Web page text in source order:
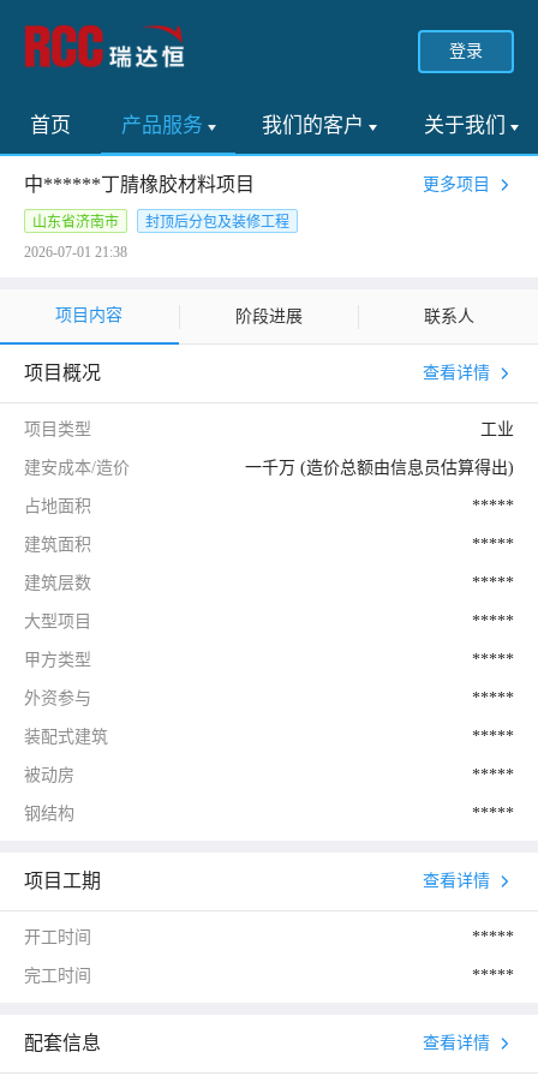
登录
首页 产品服务 我们的客户 关于我们
中******丁腈橡胶材料项目 更多项目
山东省济南市
封顶后分包及装修工程
2026-07-01 21:38
项目内容 阶段进展 联系人
项目概况 查看详情
项目类型 工业
建安成本/造价 一千万 (造价总额由信息员估算得出)
占地面积 *****
建筑面积 *****
建筑层数 *****
大型项目 *****
甲方类型 *****
外资参与 *****
装配式建筑 *****
被动房 *****
钢结构 *****
项目工期 查看详情
开工时间 *****
完工时间 *****
配套信息 查看详情